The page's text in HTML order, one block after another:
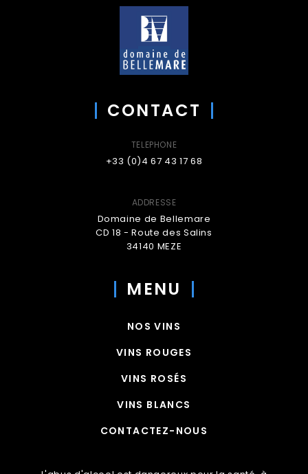
CONTACT
TELEPHONE
+33 (0)4 67 43 17 68
ADDRESSE
Domaine de Bellemare
CD 18 - Route des Salins
34140 MEZE
MENU
NOS VINS
VINS ROUGES
VINS ROSÉS
VINS BLANCS
CONTACTEZ-NOUS